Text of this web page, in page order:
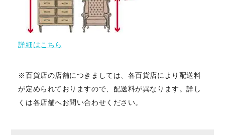
詳細はこちら
※百貨店の店舗につきましては、各百貨店により配送料
が定められておりますので、配送料が異なります。詳し
くは各店舗へお問い合わせください。